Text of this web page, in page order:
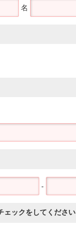
名
-
ェックをしてください